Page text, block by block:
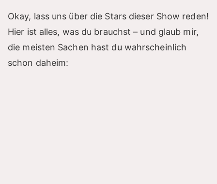
Okay, lass uns über die Stars dieser Show reden!
Hier ist alles, was du brauchst – und glaub mir,
die meisten Sachen hast du wahrscheinlich
schon daheim: